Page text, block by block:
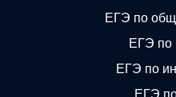
ЕГЭ по
ЕГЭ по
ЕГЭ по
ЕГЭ